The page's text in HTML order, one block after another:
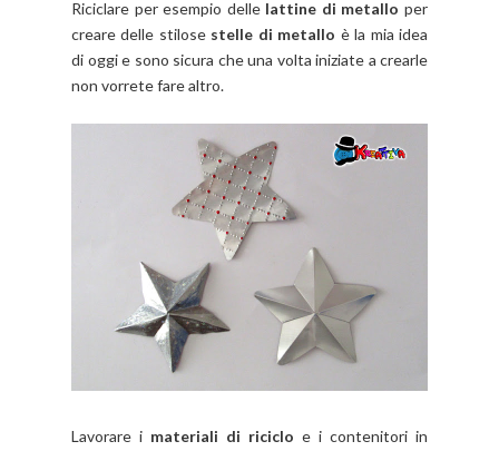
Riciclare per esempio delle lattine di metallo per
creare delle stilose stelle di metallo è la mia idea
di oggi e sono sicura che una volta iniziate a crearle
non vorrete fare altro.
Lavorare i materiali di riciclo e i contenitori in